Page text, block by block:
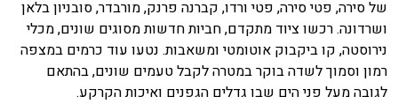
של סירה, פטי סירה, פטי ורדו, קברנה פרנק, מורבדר, סובניון בלאן
ושרדונה. רכשו ציוד מתקדם, חביות חדשות מסוגים שונים, מכלי
נירוסטה, קו ביקבוק אוטומטי ומשאבות. נטעו עוד כרמים במצפה
רמון וסמוך לשדה בוקר במטרה לקבל טעמים שונים, בהתאם
לגובה מעל פני הים שבו גדלים הגפנים ואיכות הקרקע.